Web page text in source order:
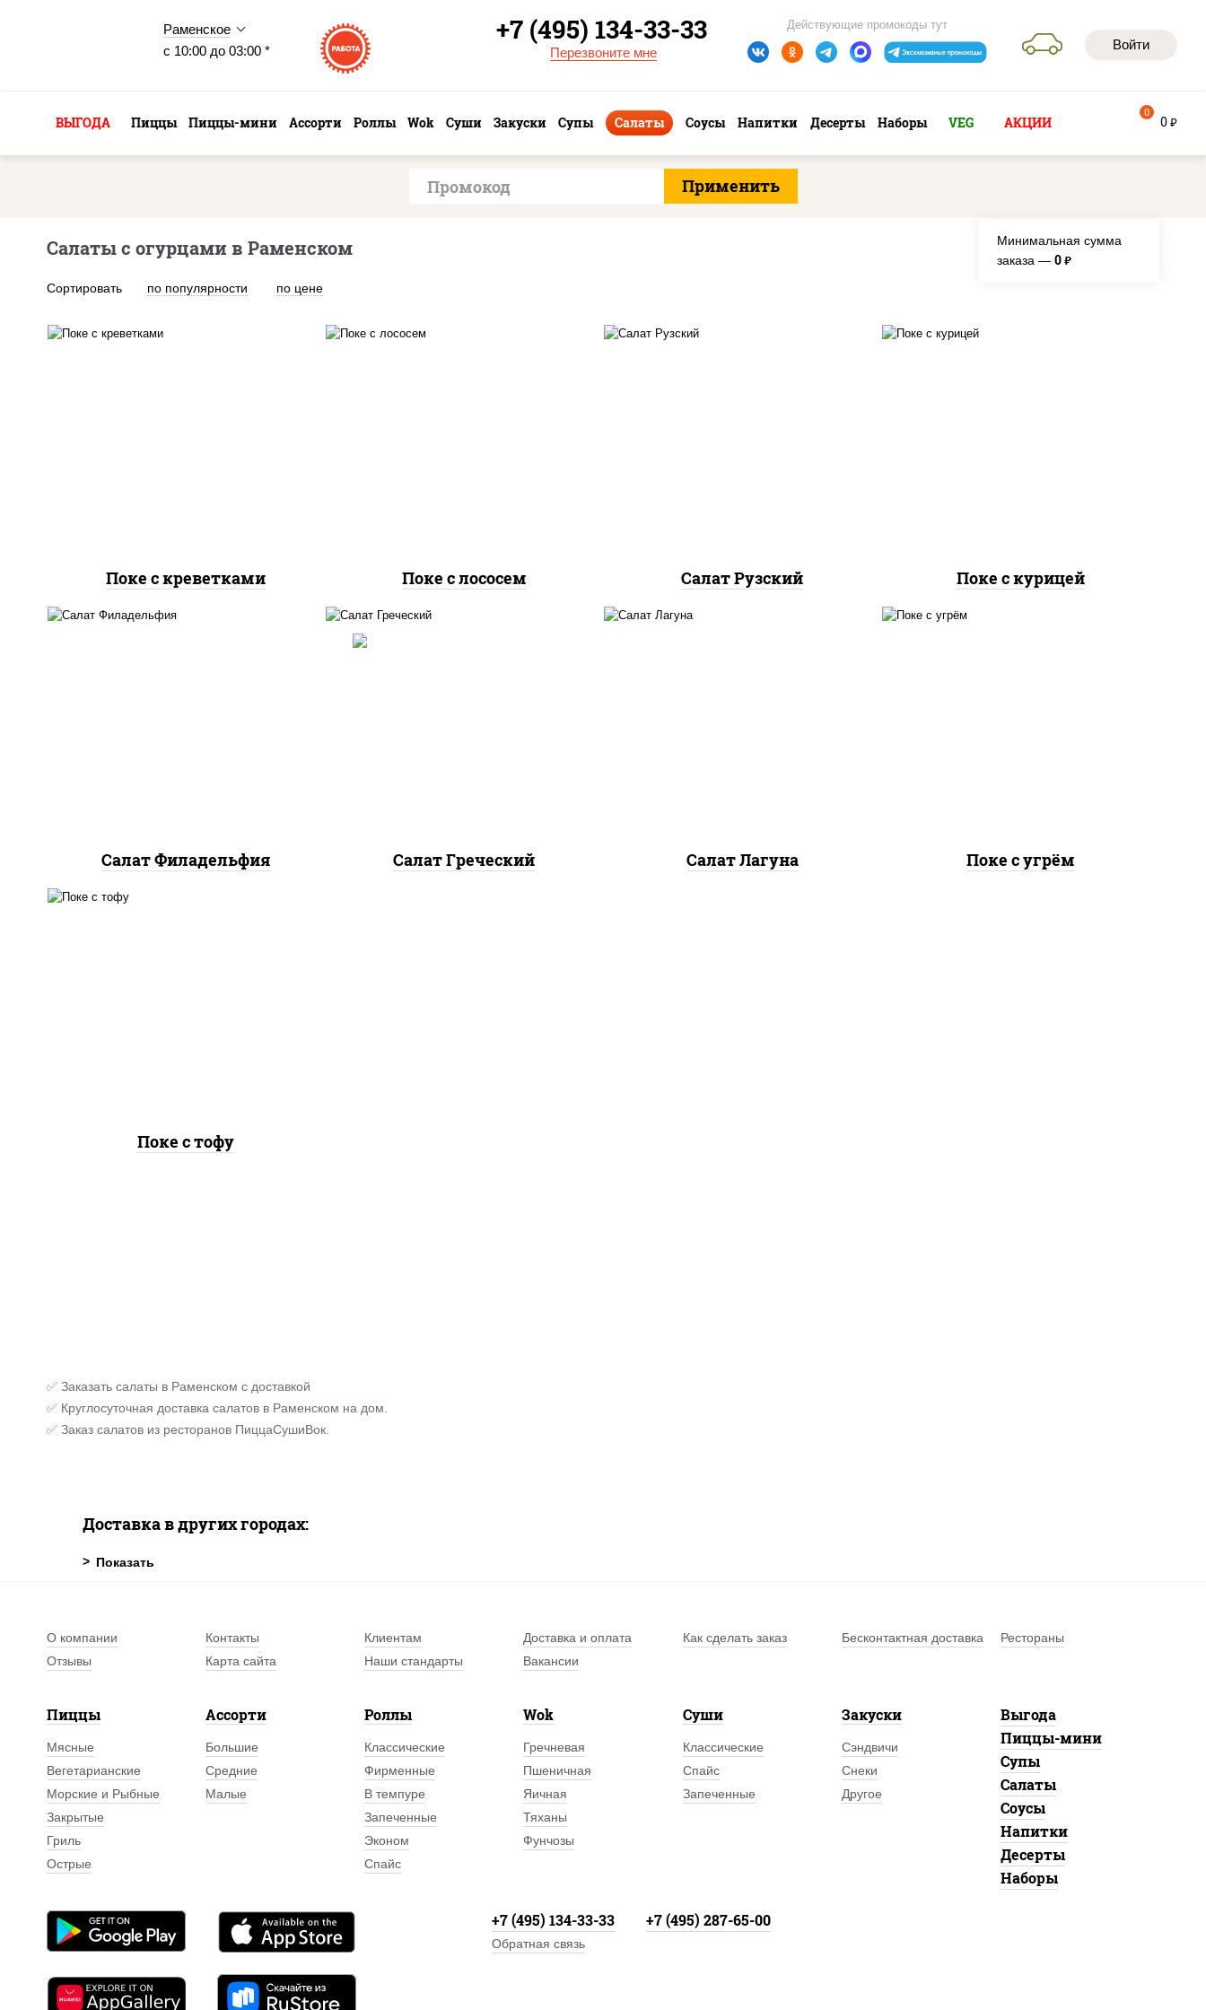
Раменское
с 10:00 до 03:00 *
Войти
Действующие промокоды тут
+7 (495) 134-33-33
Перезвоните мне
ВЫГОДА Пиццы Пиццы-мини Ассорти Роллы Wok Суши Закуски Супы Салаты Соусы Напитки Десерты Наборы VEG АКЦИИ 0 руб
0
Салаты с огурцами в Раменском
Сортировать по популярности по цене
Минимальная сумма
заказа — 0 руб.
Поке с креветками Поке с лососем Салат Рузский Поке с курицей
Салат Филадельфия Салат Греческий Салат Лагуна Поке с угрём
Поке с тофу
✅ Заказать салаты в Раменском с доставкой
✅ Круглосуточная доставка салатов в Раменском на дом.
✅ Заказ салатов из ресторанов ПиццаСушиВок.
Доставка в других городах:
О компании Контакты Клиентам Доставка и оплата Как сделать заказ Бесконтактная доставка
Рестораны
Отзывы
Карта сайта Наши стандарты Вакансии
Пиццы
Мясные
Вегетарианские
Морские и Рыбные
Закрытые
Гриль
Острые
Ассорти
Большие
Средние
Малые
Роллы
Классические
Фирменные
В темпуре
Запеченные
Эконом
Спайс
Wok
Гречневая
Пшеничная
Яичная
Тяханы
Фунчозы
Суши
Классические
Спайс
Запеченные
Закуски
Сэндвичи
Снеки
Другое
Выгода
Пиццы-мини
Супы
Салаты
Соусы
Напитки
Десерты
Наборы
+7 (495) 134-33-33 +7 (495) 287-65-00
Обратная связь